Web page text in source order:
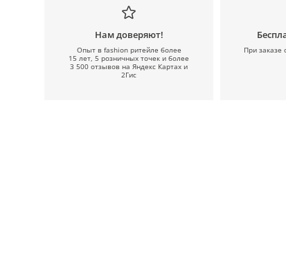
Нам доверяют!
Опыт в fashion ритейле более
15 лет, 5 розничных точек и более
3 500 отзывов на Яндекс Картах и
2Гис
При заказе